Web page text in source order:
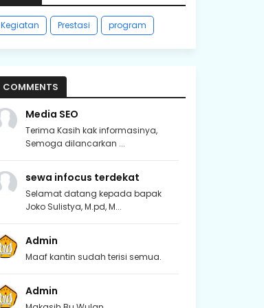
Kegiatan Prestasi program
COMMENTS
Media SEO
Terima Kasih kak informasinya,
Semoga dilancarkan ...
sewa infocus terdekat
Selamat datang kepada bapak
Joko Sulistya, M.pd, M...
Admin
Maaf kantin sudah terisi semua.
Admin